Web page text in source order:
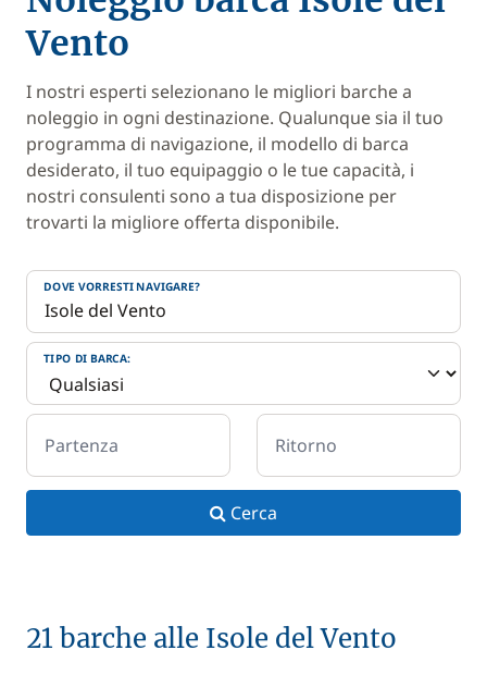
Vento
I nostri esperti selezionano le migliori barche a
noleggio in ogni destinazione. Qualunque sia il tuo
programma di navigazione, il modello di barca
desiderato, il tuo equipaggio o le tue capacità, i
nostri consulenti sono a tua disposizione per
trovarti la migliore offerta disponibile.
DOVE VORRESTI NAVIGARE?
TIPO DI BARCA:
Partenza Ritorno
Cerca
21 barche alle Isole del Vento